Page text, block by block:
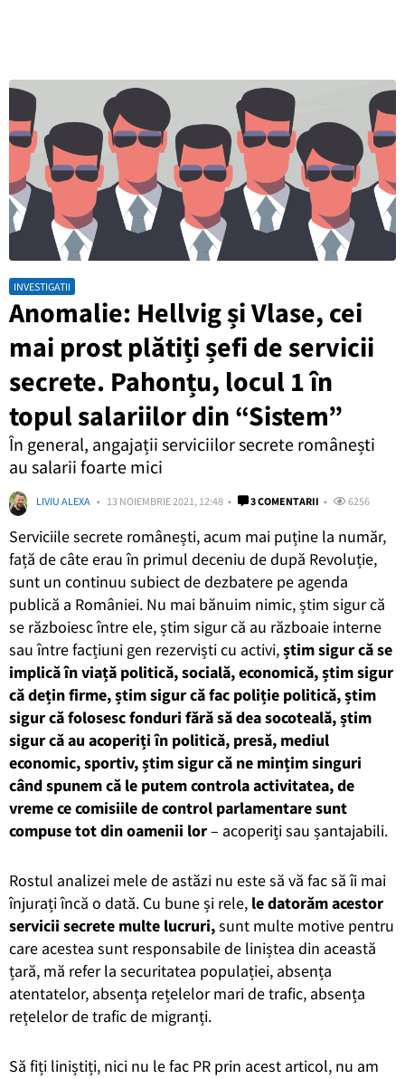
INVESTIGATII
Anomalie: Hellvig și Vlase, cei
mai prost plătiți șefi de servicii
secrete. Pahonțu, locul 1 în
topul salariilor din “Sistem”
În general, angajații serviciilor secrete românești
au salarii foarte mici
LIVIU ALEXA 13 NOIEMBRIE 2021, 12:48 3 COMENTARII 6256
Serviciile secrete românești, acum mai puține la număr,
față de câte erau în primul deceniu de după Revoluție,
sunt un continuu subiect de dezbatere pe agenda
publică a României. Nu mai bănuim nimic, știm sigur că
se războiesc între ele, știm sigur că au războaie interne
sau între facțiuni gen rezerviști cu activi,știm sigur că se
implică în viață politică, socială, economică, știm sigur
că dețin firme, știm sigur că fac poliție politică, știm
sigur că folosesc fonduri fără să dea socoteală, știm
sigur că au acoperiți în politică, presă, mediul
economic, sportiv, știm sigur că ne mințim singuri
când spunem că le putem controla activitatea, de
vreme ce comisiile de control parlamentare sunt
compuse tot din oamenii lor– acoperiți sau șantajabili.
Rostul analizei mele de astăzi nu este să vă fac să îi mai
înjurați încă o dată. Cu bune și rele, le datorăm acestor
servicii secrete multe lucruri,sunt multe motive pentru
care acestea sunt responsabile de liniștea din această
țară, mă refer la securitatea populației, absența
atentatelor, absența rețelelor mari de trafic, absența
rețelelor de trafic de migranți.
Să fiți liniștiți, nici nu le fac PR prin acest articol, nu am